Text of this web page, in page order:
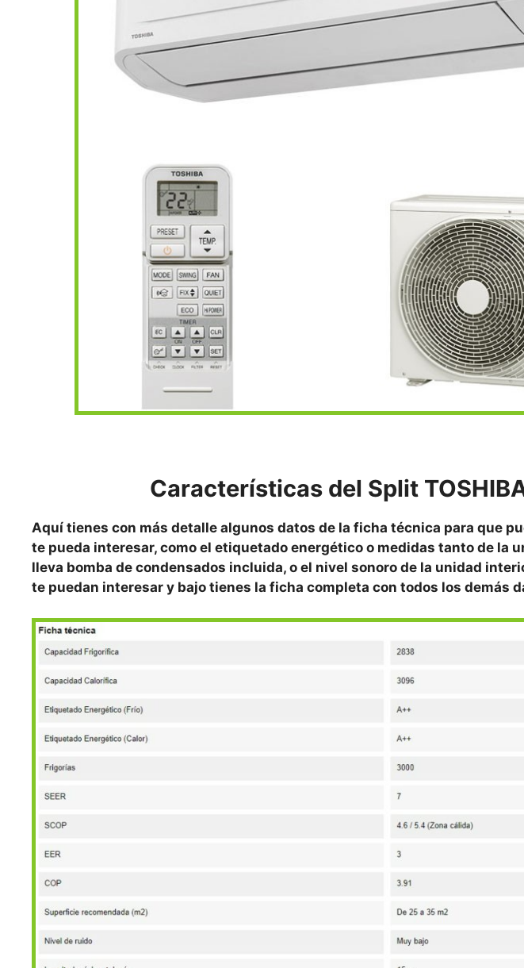
Características del Split
Aquí tienes con más detalle algunos datos de la ficha técnica para que
te pueda interesar, como el etiquetado energético o medidas tanto de la
lleva bomba de condensados incluida, o el nivel sonoro de la unidad
te puedan interesar y bajo tienes la ficha completa con todos los demás